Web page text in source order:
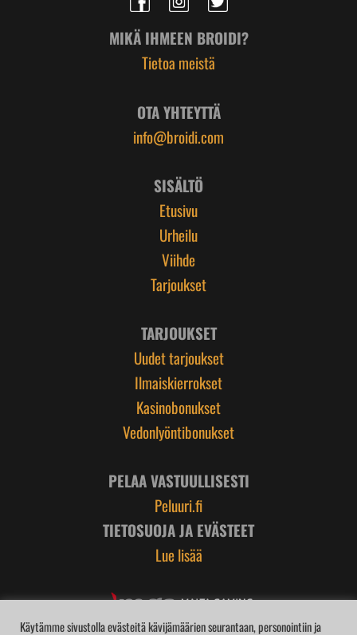
MIKÄ IHMEEN BROIDI?
Tietoa meistä
OTA YHTEYTTÄ
info@broidi.com
SISÄLTÖ
Etusivu
Urheilu
Viihde
Tarjoukset
TARJOUKSET
Uudet tarjoukset
Ilmaiskierrokset
Kasinobonukset
Vedonlyöntibonukset
PELAA VASTUULLISESTI
Peluuri.fi
TIETOSUOJA JA EVÄSTEET
Lue lisää
Käytämme sivustolla evästeitä kävijämäärien seurantaan, personointiin ja